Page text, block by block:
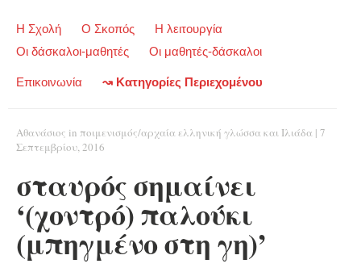
Η Σχολή Ο Σκοπός
Η λειτουργία
Οι δάσκαλοι-μαθητές
Οι μαθητές-δάσκαλοι
Επικοινωνία ↝ Κατηγορίες Περιεχομένου
Αθανάσιος in ποιμενισμός/αρχαία ελληνική γλώσσα και Ιλιάδα | 7
Σεπτεμβρίου, 2016
σταυρός σημαίνει
‘(χοντρό) παλούκι
(μπηγμένο στη γη)’